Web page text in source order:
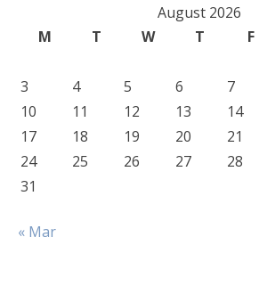
August 2026
M
T W T F
3
4 5 6 7
10
11 12 13 14
17
18 19 20 21
24
25 26 27 28
31
« Mar